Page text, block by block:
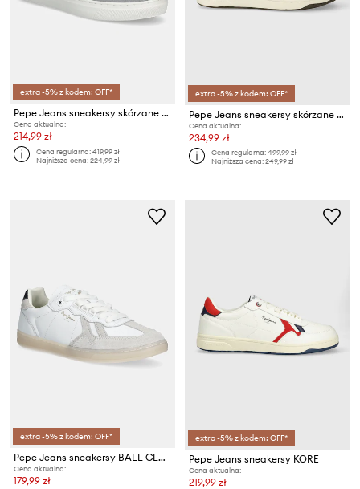
extra -5% z kodem: OFF*
Pepe Jeans sneakersy skórzane CAMDEN COLLAR M
Cena aktualna:
214,99 zł
Cena regularna:419,99 zł
Najniższa cena:224,99 zł
extra -5% z kodem: OFF*
Pepe Jeans sneakersy skórzane PMS00015
Cena aktualna:
234,99 zł
Cena regularna:499,99 zł
Najniższa cena:249,99 zł
extra -5% z kodem: OFF*
Pepe Jeans sneakersy BALL CLUB M
Cena aktualna:
179,99 zł
extra -5% z kodem: OFF*
Pepe Jeans sneakersy KORE
Cena aktualna:
219,99 zł